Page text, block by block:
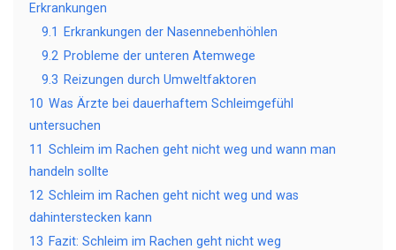
Erkrankungen
9.1
Erkrankungen der Nasennebenhöhlen
9.2 Probleme der unteren Atemwege
9.3 Reizungen durch Umweltfaktoren
10 Was Ärzte bei dauerhaftem Schleimgefühl
untersuchen
11 Schleim im Rachen geht nicht weg und wann man
handeln sollte
12 Schleim im Rachen geht nicht weg und was
dahinterstecken kann
13 Fazit: Schleim im Rachen geht nicht weg